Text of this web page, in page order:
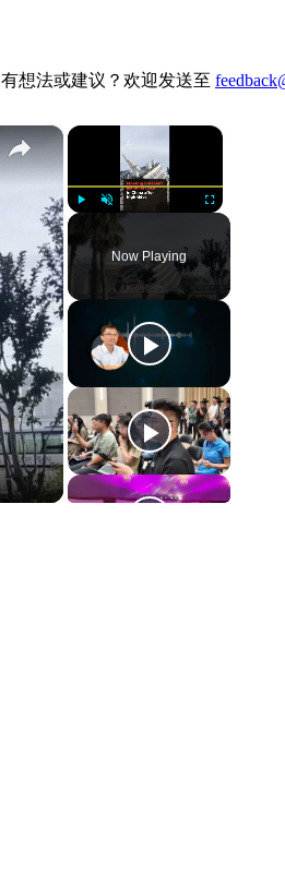
想法或建议？欢迎发送至
×
Fullscreen
Now Playing
×